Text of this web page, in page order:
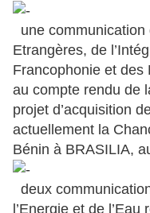
une
Etrangères, de
Francophonie et des
au compte rendu de
projet d’acquisition
actuellement la
Bénin à BRASILIA,
deux
l’Energie et de